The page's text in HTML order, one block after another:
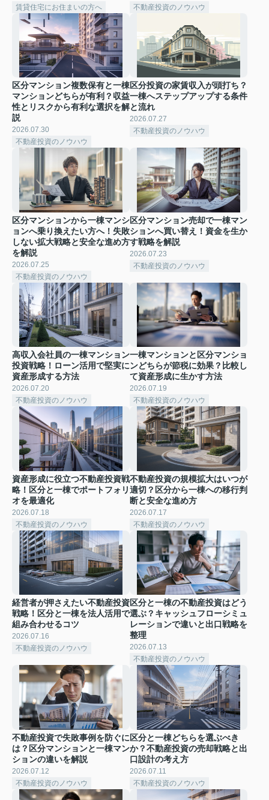
賃貸住宅にお住まいの方へ
不動産投資のノウハウ
区分マンション複数保有と一棟
マンションどちらが有利？収益
性とリスクから有利な選択を解
説
2026.07.30
不動産投資のノウハウ
区分投資の家賃収入が頭打ち？
一棟へステップアップする条件
と流れ
2026.07.27
不動産投資のノウハウ
区分マンションから一棟マンシ
ョンへ乗り換えたい方へ！失敗
しない拡大戦略と安全な進め方
を解説
2026.07.25
不動産投資のノウハウ
区分マンション売却で一棟マン
ションへ買い替え！資金を生か
す戦略を解説
2026.07.23
不動産投資のノウハウ
高収入会社員の一棟マンション
投資戦略！ローン活用で堅実に
資産形成する方法
2026.07.20
不動産投資のノウハウ
一棟マンションと区分マンショ
ンどちらが節税に効果？比較し
て資産形成に生かす方法
2026.07.19
不動産投資のノウハウ
資産形成に役立つ不動産投資戦
略！区分と一棟でポートフォリ
オを最適化
2026.07.18
不動産投資のノウハウ
不動産投資の規模拡大はいつが
適切？区分から一棟への移行判
断と安全な進め方
2026.07.17
不動産投資のノウハウ
経営者が押さえたい不動産投資
戦略！区分と一棟を法人活用で
組み合わせるコツ
2026.07.16
不動産投資のノウハウ
区分と一棟の不動産投資はどう
選ぶ？キャッシュフローシミュ
レーションで違いと出口戦略を
整理
2026.07.13
不動産投資のノウハウ
不動産投資で失敗事例を防ぐに
は？区分マンションと一棟マン
ションの違いを解説
2026.07.12
不動産投資のノウハウ
区分と一棟どちらを選ぶべき
か？不動産投資の売却戦略と出
口設計の考え方
2026.07.11
不動産投資のノウハウ